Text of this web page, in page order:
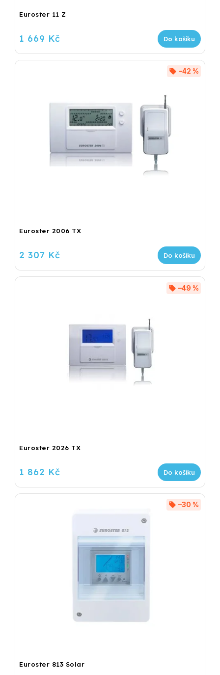
Euroster 11 Z
1 669 Kč Do košíku
Euroster 2006 TX
–42 %
2 307 Kč Do košíku
Euroster 2026 TX
–49 %
1 862 Kč Do košíku
Euroster 813 Solar
–30 %